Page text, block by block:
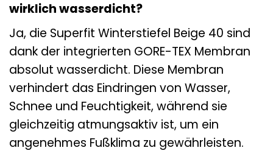
wirklich wasserdicht?
Ja, die Superfit Winterstiefel Beige 40 sind
dank der integrierten GORE-TEX Membran
absolut wasserdicht. Diese Membran
verhindert das Eindringen von Wasser,
Schnee und Feuchtigkeit, während sie
gleichzeitig atmungsaktiv ist, um ein
angenehmes Fußklima zu gewährleisten.